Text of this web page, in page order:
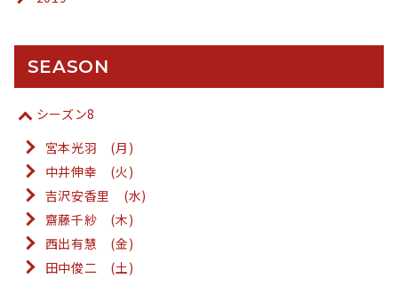
SEASON
シーズン8
宮本光羽 (月)
中井伸幸 (火)
吉沢安香里 (水)
齋藤千紗 (木)
西出有慧 (金)
田中俊二 (土)